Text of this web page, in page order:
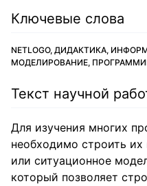
Ключевые слова
NETLOGO, ДИДАКТИКА,
МОДЕЛИРОВАНИЕ,
Текст научной
Для изучения многих
необходимо строить
или ситуационное
который позволяет